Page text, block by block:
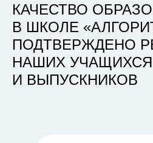
КАЧЕСТВО
В ШКОЛЕ
ПОДТВЕРЖДЕНО
НАШИХ УЧАЩИХСЯ
И ВЫПУСКНИКОВ